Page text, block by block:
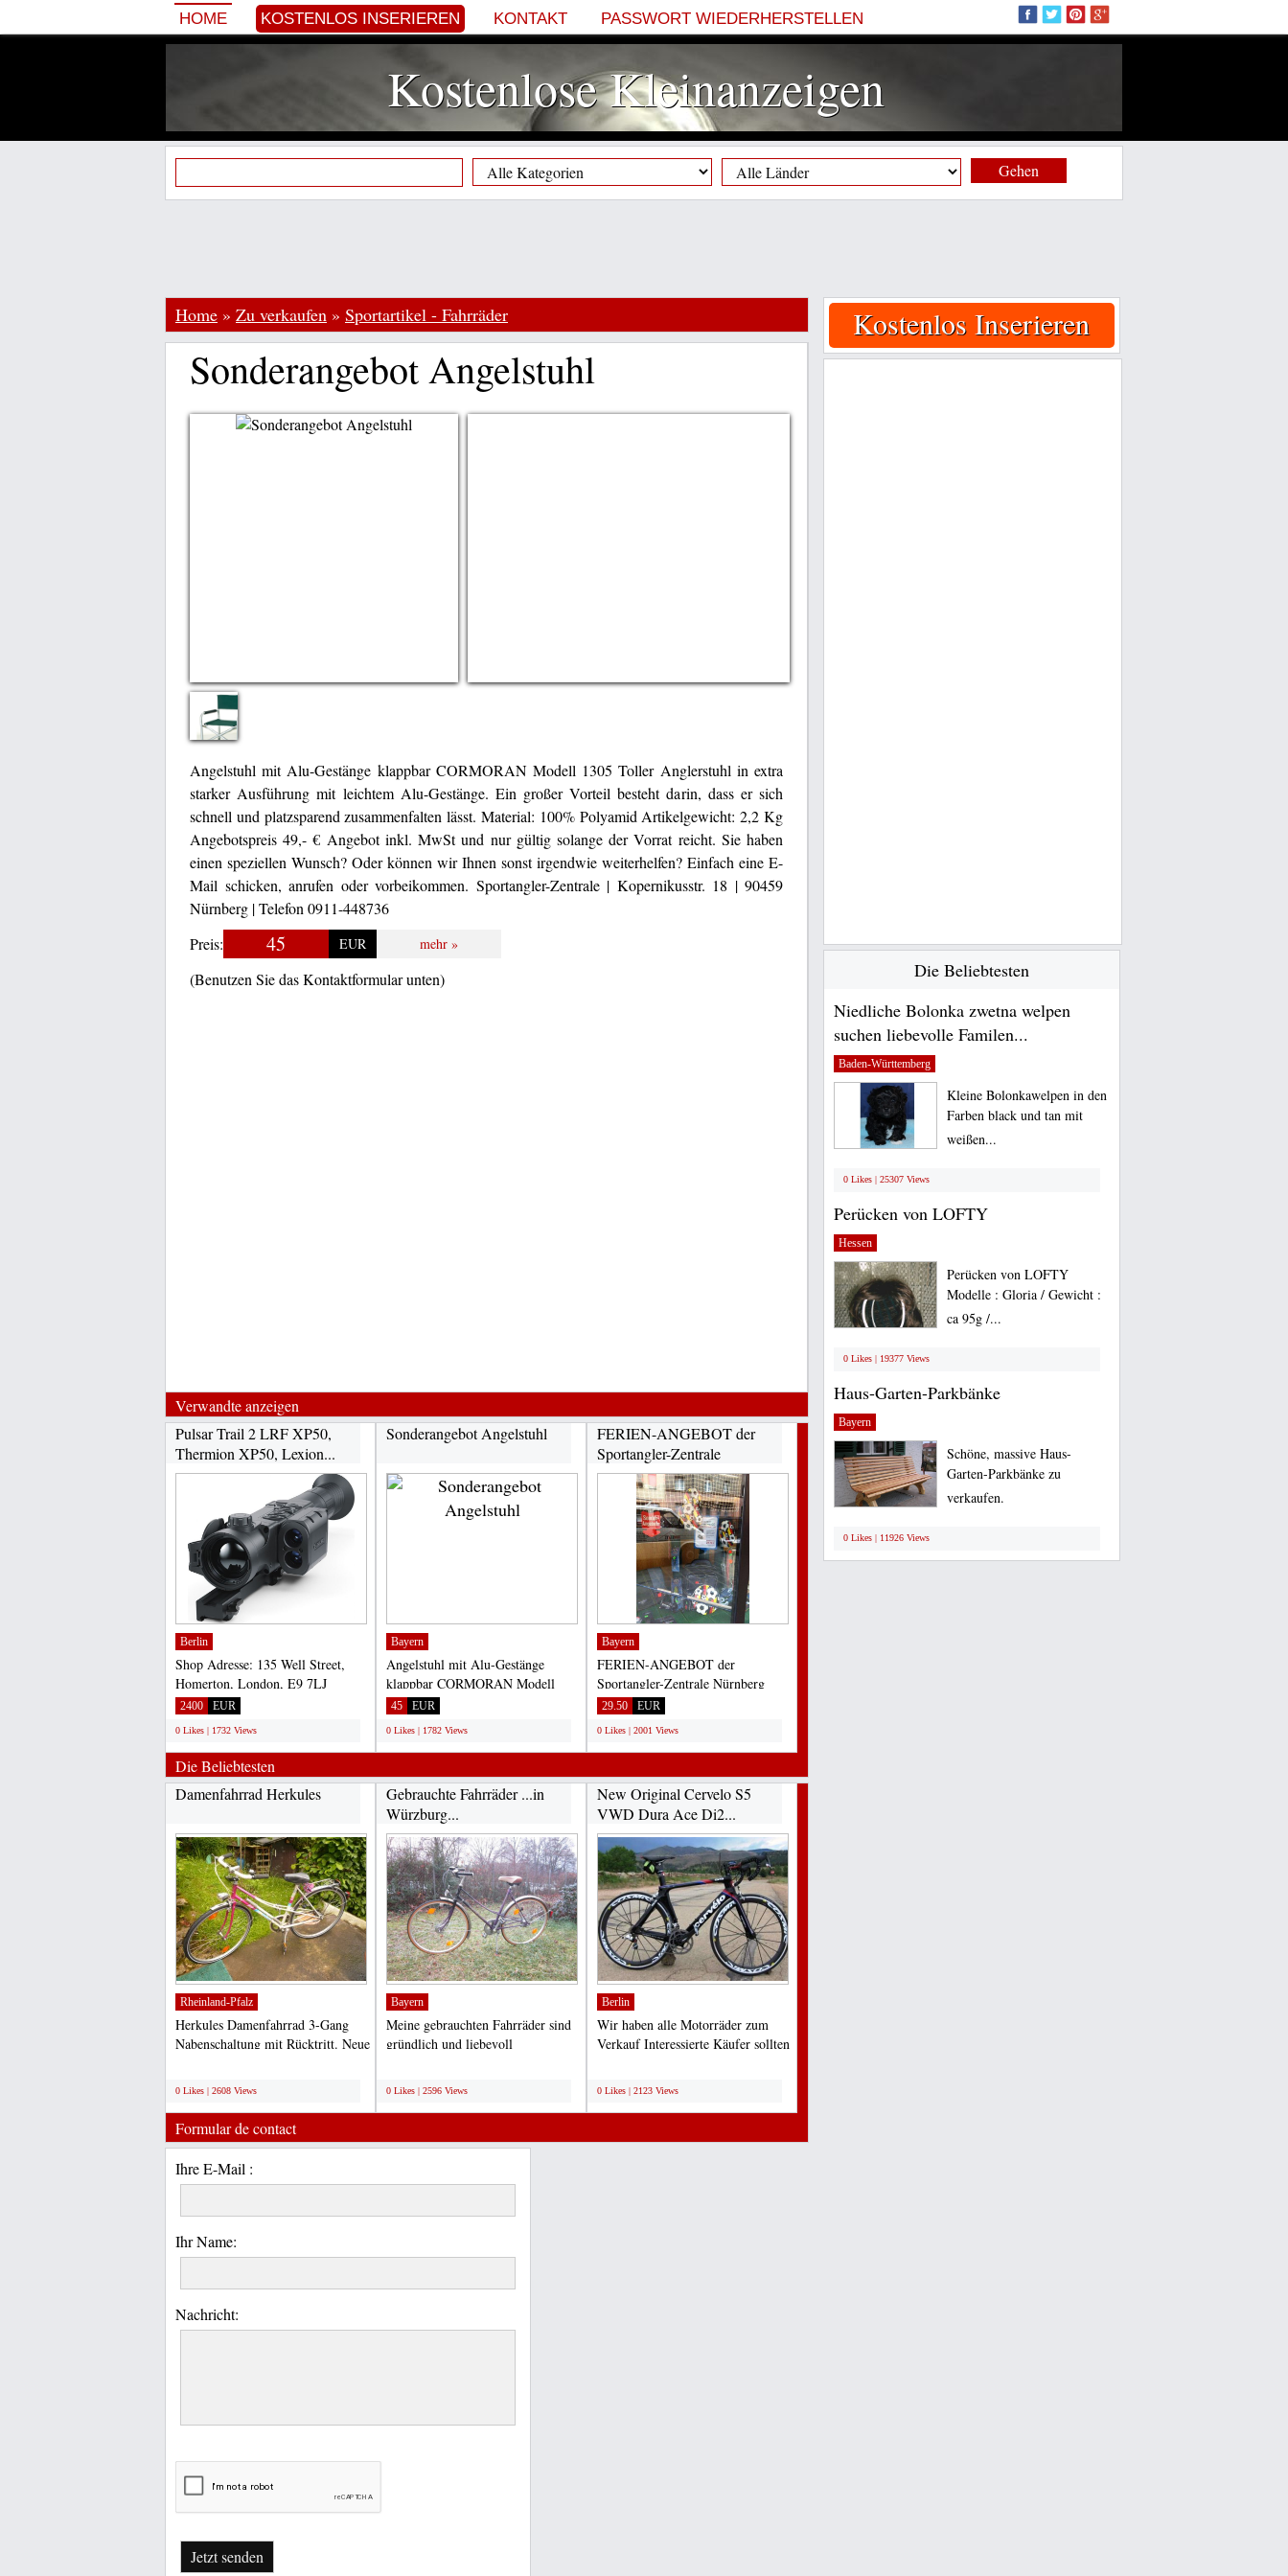
HOME KOSTENLOS INSERIEREN KONTAKT PASSWORT WIEDERHERSTELLEN
Kostenlose Kleinanzeigen
Gehen
Home » Zu verkaufen » Sportartikel - Fahrräder
Sonderangebot Angelstuhl
Angelstuhl mit Alu-Gestänge klappbar CORMORAN Modell 1305 Toller Anglerstuhl in extra
starker Ausführung mit leichtem Alu-Gestänge. Ein großer Vorteil besteht darin, dass er sich
schnell und platzsparend zusammenfalten lässt. Material: 100% Polyamid Artikelgewicht: 2,2 Kg
Angebotspreis 49,- € Angebot inkl. MwSt und nur gültig solange der Vorrat reicht. Sie haben
einen speziellen Wunsch? Oder können wir Ihnen sonst irgendwie weiterhelfen? Einfach eine E-
Mail schicken, anrufen oder vorbeikommen. Sportangler-Zentrale | Kopernikusstr. 18 | 90459
Nürnberg | Telefon 0911-448736
Preis:
45 EUR mehr »
(Benutzen Sie das Kontaktformular unten)
Verwandte anzeigen
Pulsar Trail 2 LRF XP50,
Thermion XP50, Lexion...
Berlin
Shop Adresse: 135 Well Street,
Homerton, London, E9 7LJ
Großbritannien E-Mail:
2400 EUR
0 Likes | 1732 Views
Sonderangebot Angelstuhl
Bayern
Angelstuhl mit Alu-Gestänge
klappbar CORMORAN Modell
1305 Toller Anglerstuhl in extra...
45 EUR
0 Likes | 1782 Views
FERIEN-ANGEBOT der
Sportangler-Zentrale
Nürnberg...
Bayern
FERIEN-ANGEBOT der
Sportangler-Zentrale Nürnberg
Aquantic Sea Gear Case Genau
29.50 EUR
0 Likes | 2001 Views
Die Beliebtesten
Damenfahrrad Herkules
Rheinland-Pfalz
Herkules Damenfahrrad 3-Gang
Nabenschaltung mit Rücktritt. Neue
0 Likes | 2608 Views
Gebrauchte Fahrräder ...in
Würzburg...
Bayern
Meine gebrauchten Fahrräder sind
gründlich und liebevoll
0 Likes | 2596 Views
New Original Cervelo S5
VWD Dura Ace Di2...
Berlin
Wir haben alle Motorräder zum
Verkauf Interessierte Käufer sollten
0 Likes | 2123 Views
Formular de contact
Ihre E-Mail :
Ihr Name:
Nachricht:
Jetzt senden
Kostenlos Inserieren
Die Beliebtesten
Niedliche Bolonka zwetna welpen
suchen liebevolle Familen...
Baden-Württemberg
Kleine Bolonkawelpen in den
Farben black und tan mit
weißen...
0 Likes | 25307 Views
Perücken von LOFTY
Hessen
Perücken von LOFTY
Modelle : Gloria / Gewicht :
ca 95g /...
0 Likes | 19377 Views
Haus-Garten-Parkbänke
Bayern
Schöne, massive Haus-
Garten-Parkbänke zu
verkaufen.
0 Likes | 11926 Views